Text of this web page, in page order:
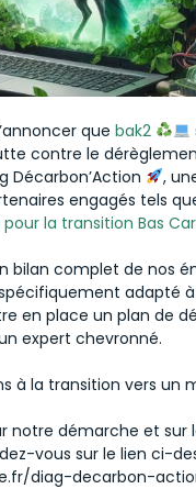
que bak2
contre le
Décarbon’Action
,
engagés tels
la transition Bas
bilan complet de nos
adapté
en place un plan de
expert chevronné.
à la transition vers un
notre démarche et sur
vous sur le lien ci-
diag-decarbon-